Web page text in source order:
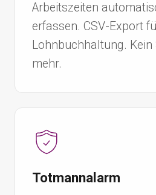
Arbeitszeiten
erfassen. CSV-Export
Lohnbuchhaltung. Kein
mehr.
Totmannalarm